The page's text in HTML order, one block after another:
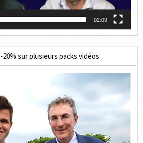
02:09
sur plusieurs packs vidéos